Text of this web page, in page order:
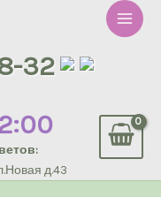
Main
32
д.43